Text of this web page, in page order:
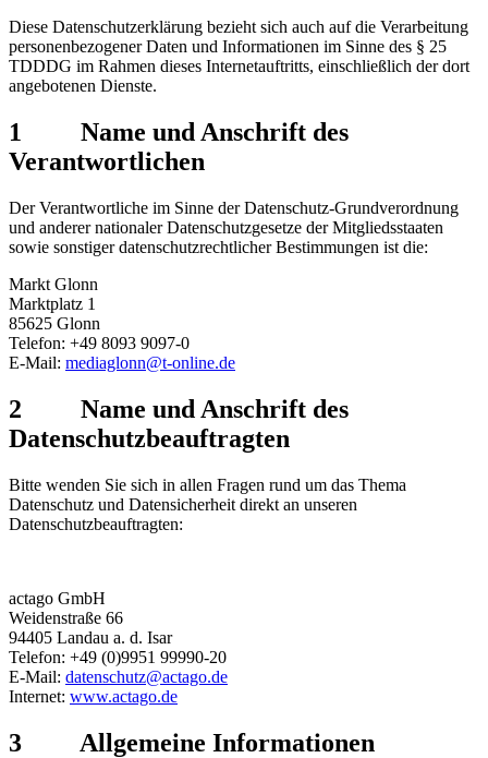
Diese Datenschutzerklärung bezieht sich auch auf die Verarbeitung
personenbezogener Daten und Informationen im Sinne des § 25
TDDDG im Rahmen dieses Internetauftritts, einschließlich der dort
angebotenen Dienste.
1 Name und Anschrift des
Verantwortlichen
Der Verantwortliche im Sinne der Datenschutz-Grundverordnung
und anderer nationaler Datenschutzgesetze der Mitgliedsstaaten
sowie sonstiger datenschutzrechtlicher Bestimmungen ist die:
Markt Glonn
Marktplatz 1
85625 Glonn
Telefon: +49 8093 9097-0
E-Mail: mediaglonn@t-online.de
2 Name und Anschrift des
Datenschutzbeauftragten
Bitte wenden Sie sich in allen Fragen rund um das Thema
Datenschutz und Datensicherheit direkt an unseren
Datenschutzbeauftragten:
actago GmbH
Weidenstraße 66
94405 Landau a. d. Isar
Telefon: +49 (0)9951 99990-20
E-Mail: datenschutz@actago.de
Internet: www.actago.de
3 Allgemeine Informationen